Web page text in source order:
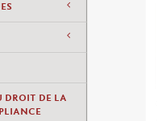
DROIT DE LA